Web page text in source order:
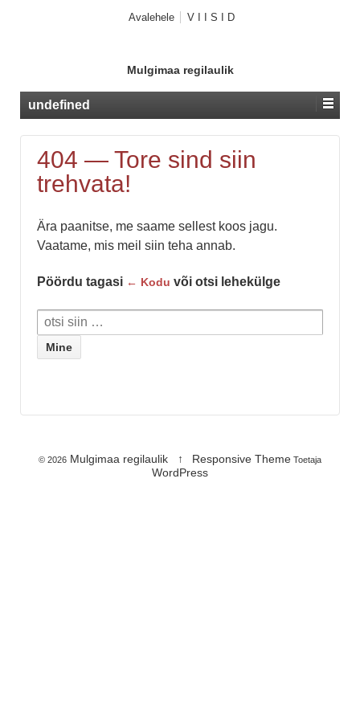
Avalehele V I I S I D
Mulgimaa regilaulik
undefined
404 — Tore sind siin
trehvata!
Ära paanitse, me saame sellest koos jagu.
Vaatame, mis meil siin teha annab.
Pöördu tagasi ← Kodu või otsi lehekülge
© 2026Mulgimaa regilaulik ↑ Responsive Theme Toetaja
WordPress